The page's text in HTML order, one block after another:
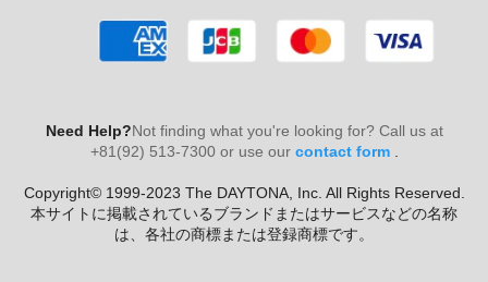
Need Help?Not finding what you're looking for? Call us at
+81(92) 513-7300 or use our contact form.
Copyright© 1999-2023 The DAYTONA, Inc. All Rights Reserved.
本サイトに掲載されているブランドまたはサービスなどの名称
は、各社の商標または登録商標です。